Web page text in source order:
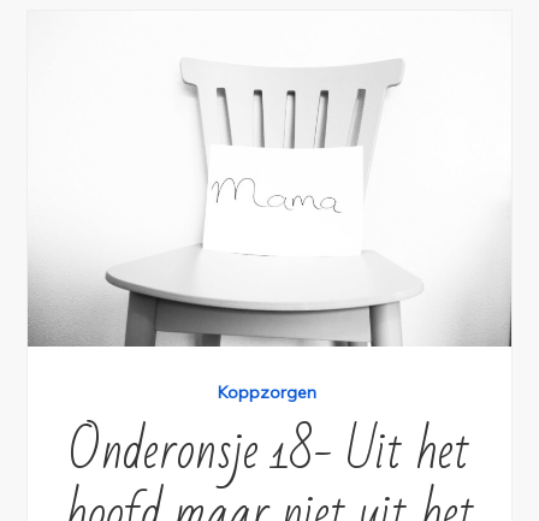
Koppzorgen
Onderonsje 18- Uit het